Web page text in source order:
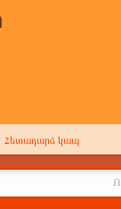
Հետադարձ կապ